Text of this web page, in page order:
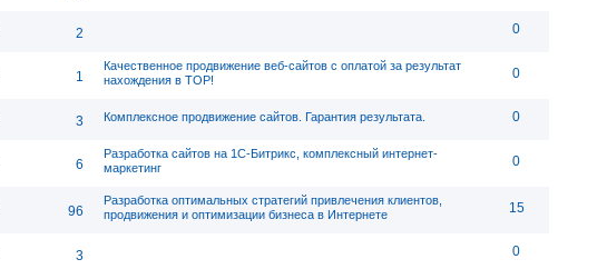
2 0
1
Качественное продвижение веб-сайтов с оплатой за результат
нахождения в ТОР!
0
3 Комплексное продвижение сайтов. Гарантия результата. 0
6
Разработка сайтов на 1С-Битрикс, комплексный интернет-
маркетинг
0
96
Разработка оптимальных стратегий привлечения клиентов,
продвижения и оптимизации бизнеса в Интернете
15
3 0